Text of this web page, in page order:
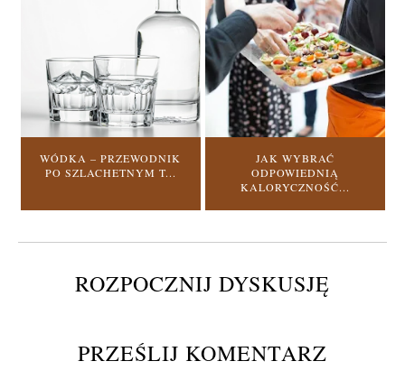
WÓDKA – PRZEWODNIK
PO SZLACHETNYM T...
JAK WYBRAĆ
ODPOWIEDNIĄ
KALORYCZNOŚĆ...
ROZPOCZNIJ DYSKUSJĘ
PRZEŚLIJ KOMENTARZ